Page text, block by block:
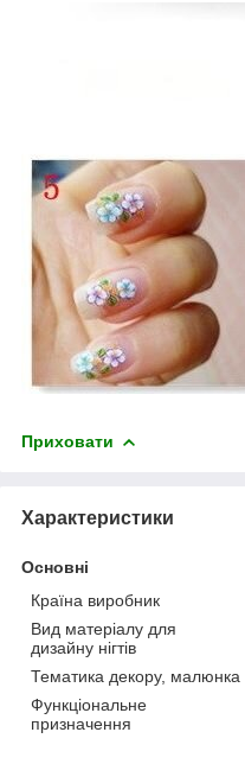
Приховати
Характеристики
Основні
Країна виробник
Вид матеріалу для
дизайну нігтів
Тематика декору, малюнка
Функціональне
призначення